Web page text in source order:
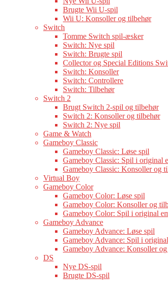
Brugte Wii U-spil
Wii U: Konsoller og tilbehør
Switch
Tomme Switch spil-æsker
Switch: Nye spil
Switch: Brugte spil
Collector og Special Editions
Switch: Konsoller
Switch: Controllere
Switch: Tilbehør
Switch 2
Brugt Switch 2-spil og tilbehør
Switch 2: Konsoller og tilbehør
Switch 2: Nye spil
Game & Watch
Gameboy Classic
Gameboy Classic: Løse spil
Gameboy Classic: Spil i original
Gameboy Classic: Konsoller og
Virtual Boy
Gameboy Color
Gameboy Color: Løse spil
Gameboy Color: Konsoller og
Gameboy Color: Spil i original
Gameboy Advance
Gameboy Advance: Løse spil
Gameboy Advance: Spil i
Gameboy Advance: Konsoller
DS
Nye DS-spil
Brugte DS-spil